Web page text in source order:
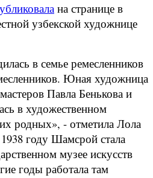
на странице в
узбекской художнице
в семье ремесленников
Юная художница
Павла Бенькова и
в художественном
родных», - отметила Лола
году Шамсрой стала
музее искусств
годы работала там